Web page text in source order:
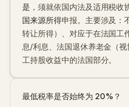
是 ，须就依国内法及适用税收
国来源所得申报。主要涉及：
转让所得）、对应于在法国工
息/利息、法国退休养老金（
工持股收益中的法国部分。
最低税率是否始终为 20%？